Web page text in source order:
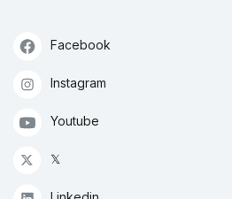
Facebook
Instagram
Youtube
𝕏